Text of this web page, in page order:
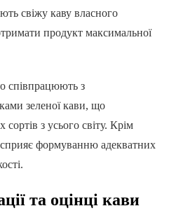
свіжу каву власного
продукт максимальної
співпрацюють з
зеленої кави, що
з усього світу. Крім
формуванню адекватних
та оцінці кави